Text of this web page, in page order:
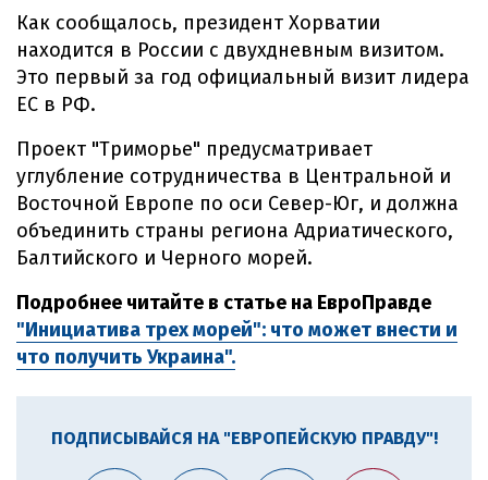
Как сообщалось, президент Хорватии
находится в России с двухдневным визитом.
Это первый за год официальный визит лидера
ЕС в РФ.
Проект "Триморье" предусматривает
углубление сотрудничества в Центральной и
Восточной Европе по оси Север-Юг, и должна
объединить страны региона Адриатического,
Балтийского и Черного морей.
Подробнее читайте в статье на ЕвроПравде
"Инициатива трех морей": что может внести и
что получить Украина".
ПОДПИСЫВАЙСЯ НА "ЕВРОПЕЙСКУЮ ПРАВДУ"!